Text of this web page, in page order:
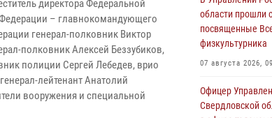
директора Федеральной
– главнокомандующего
генерал-полковник Виктор
полковник Алексей Беззубиков,
полиции Сергей Лебедев, врио
лейтенант Анатолий
вооружения и специальной
области прошли
посвященные
физкультурника
07 августа 2026,
Офицер
Свердловской